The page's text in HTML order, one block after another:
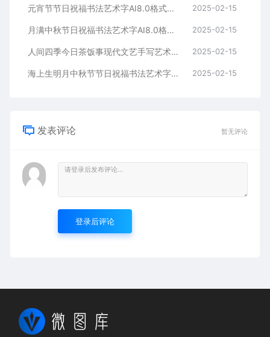
元宵节节日祝福书法艺术字AI8.0格式激光打标文件通用矢量图 2025-02-15
月满中秋节日祝福书法艺术字AI8.0格式激光打标文件通用矢量图 2025-02-15
人间四季今日茶饭事现代文艺手写艺术字AI8.0格式激光打标文件通用矢量图 2025-02-15
海上生明月中秋节节日祝福书法艺术字AI8.0格式激光打标文件通用矢量图 2025-02-15
发表评论 暂无评论
登录后评论